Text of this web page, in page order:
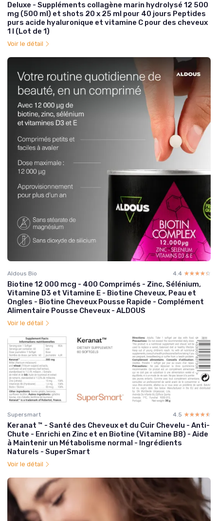
Deluxe - Suppléments collagène marin hydrolysé 12 500
mg (500 ml) et shots 20 x 25 ml pour 40 jours Peptides
purs acide hyaluronique et vitamine C pour des cheveux
1 l (Lot de 1)
Voir le détail
Aldous Bio 4.4 ☆☆☆☆☆
★★★★★
Biotine 12 000 mcg - 400 Comprimés - Zinc, Sélénium,
Vitamine D3 et Vitamine E - Biotine Cheveux, Peau et
Ongles - Biotine Cheveux Pousse Rapide - Complément
Alimentaire Pousse Cheveux - ALDOUS
Voir le détail
Supersmart 4.5 ☆☆☆☆☆
★★★★★
Keranat ™ - Santé des Cheveux et du Cuir Chevelu - Anti-
Chute - Enrichi en Zinc et en Biotine (Vitamine B8) - Aide
à Maintenir un Métabolisme normal - Ingrédients
Naturels - SuperSmart
Voir le détail